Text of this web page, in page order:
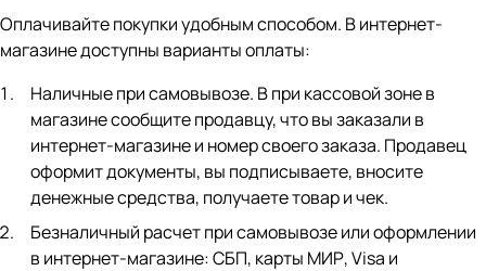
Оплачивайте покупки удобным способом. В интернет-
магазине доступны варианты оплаты:
Наличные при самовывозе. В при кассовой зоне в
магазине сообщите продавцу, что вы заказали в
интернет-магазине и номер своего заказа. Продавец
оформит документы, вы подписываете, вносите
денежные средства, получаете товар и чек.
Безналичный расчет при самовывозе или оформлении
в интернет-магазине: СБП, карты МИР, Visa и